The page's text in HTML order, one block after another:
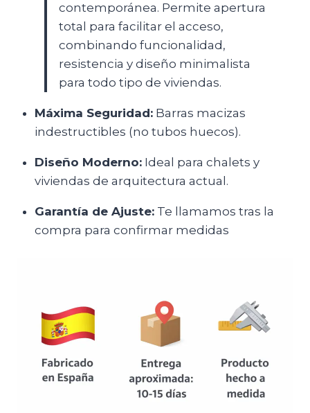
contemporánea. Permite apertura
total para facilitar el acceso,
combinando funcionalidad,
resistencia y diseño minimalista
para todo tipo de viviendas.
Máxima Seguridad:Barras macizas
indestructibles (no tubos huecos).
Diseño Moderno:Ideal para chalets y
viviendas de arquitectura actual.
Garantía de Ajuste:Te llamamos tras la
compra para confirmar medidas